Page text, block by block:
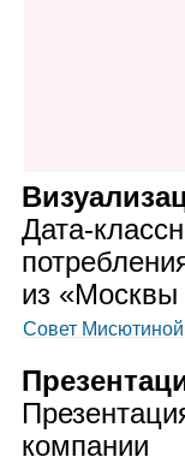
из
Совет Мисютиной
компании